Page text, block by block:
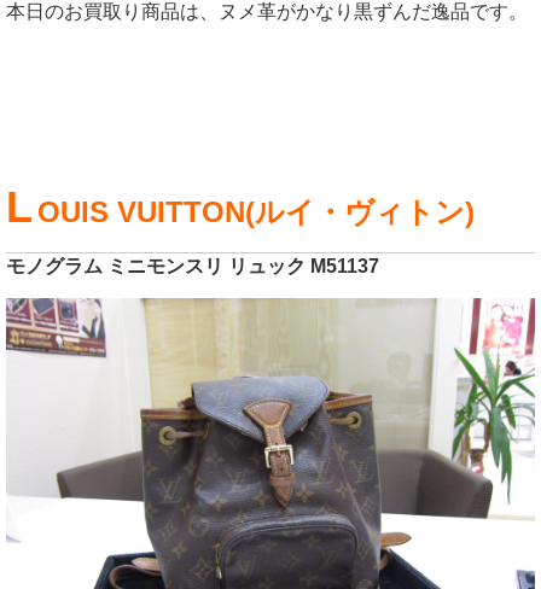
本日のお買取り商品は、ヌメ革がかなり黒ずんだ逸品です。
L OUIS VUITTON(ルイ・ヴィトン)
モノグラム ミニモンスリ リュック M51137